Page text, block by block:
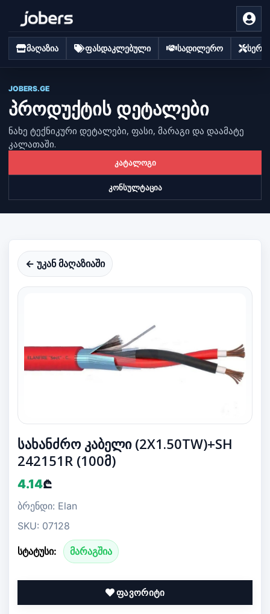
მაღაზია ფასდაკლებული სადილერო
JOBERS.GE
პროდუქტის დეტალები
ნახე ტექნიკური დეტალები, ფასი, მარაგი და დაამატე
კალათაში.
კატალოგი
კონსულტაცია
← უკან მაღაზიაში
სახანძრო კაბელი (2X1.50TW)+SH
242151R (100მ)
4.14₾
ბრენდი: Elan
SKU: 07128
სტატუსი: მარაგშია
ფავორიტი